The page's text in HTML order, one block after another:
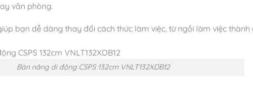
văn phòng.
bạn dễ dàng thay đổi cách thức làm việc, từ ngồi làm việc thành
Bàn nâng di động CSPS 132cm VNLT132XDB12